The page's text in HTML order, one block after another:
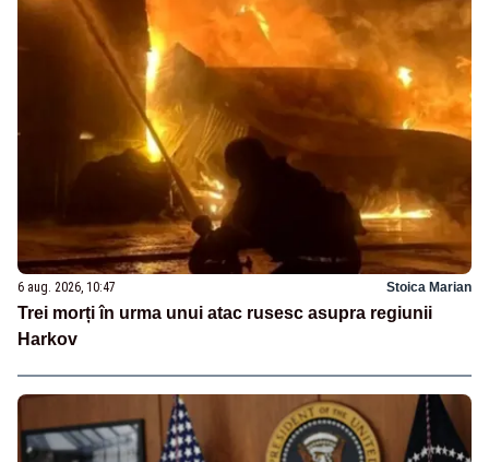
6 aug. 2026, 10:47 Stoica Marian
Trei morți în urma unui atac rusesc asupra regiunii
Harkov